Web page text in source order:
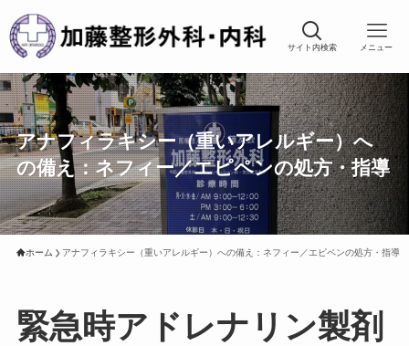
サイト内検索 メニュー
アナフィラキシー（重いアレルギー）へ
の備え：ネフィー／エピペンの処方・指導
ホーム アナフィラキシー（重いアレルギー）への備え：ネフィー／エピペンの処方・指導
緊急時アドレナリン製剤